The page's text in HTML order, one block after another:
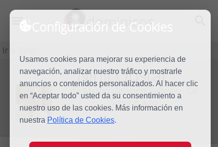
Configuración de Cookies
Usamos cookies para mejorar su experiencia de
navegación, analizar nuestro tráfico y mostrarle
anuncios o contenidos personalizados. Al hacer clic
en “Aceptar todo” usted da su consentimiento a
nuestro uso de las cookies. Más información en
nuestra Política de Cookies.
dominicos
Ir a Blogs
BlogNihil Obstat
de Martín Gelabert Ballester, OP
Sobre el autor